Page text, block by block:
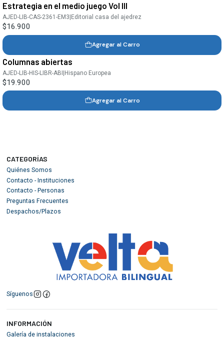
Estrategia en el medio juego Vol III
AJED-LIB-CAS-2361-EM3 Editorial casa del ajedrez
$16.900
Agregar al Carro
Columnas abiertas
AJED-LIB-HIS-LIBR-ABI|Hispano Europea
$19.900
Agregar al Carro
CATEGORÍAS
Quiénes Somos
Contacto - Instituciones
Contacto - Personas
Preguntas Frecuentes
Despachos/Plazos
Síguenos
INFORMACIÓN
Galería de instalaciones